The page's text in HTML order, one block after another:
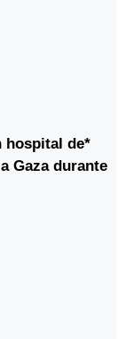
hospital de
Gaza durante